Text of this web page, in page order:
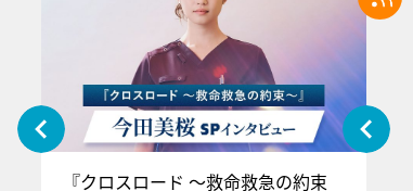
『クロスロード ～救命救急の約束